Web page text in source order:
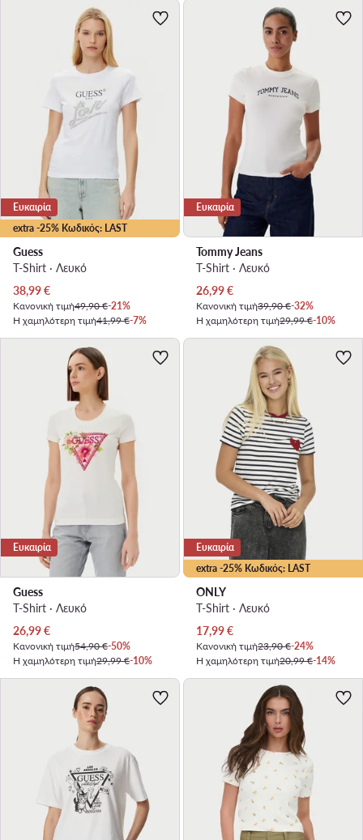
extra -25% Κωδικός: LAST
Ευκαιρία
Guess
T-Shirt · Λευκό
Τρέχουσα τιμή
38,99€
Κανονική τιμή49,90 €-21%
Η χαμηλότερη τιμή41,99 €-7%
Ευκαιρία
Tommy Jeans
T-Shirt · Λευκό
Τρέχουσα τιμή
26,99€
Κανονική τιμή39,90 €-32%
Η χαμηλότερη τιμή29,99 €-10%
Ευκαιρία
Guess
T-Shirt · Λευκό
Τρέχουσα τιμή
26,99€
Κανονική τιμή54,90 €-50%
Η χαμηλότερη τιμή29,99 €-10%
extra -25% Κωδικός: LAST
Ευκαιρία
ONLY
T-Shirt · Λευκό
Τρέχουσα τιμή
17,99€
Κανονική τιμή23,90 €-24%
Η χαμηλότερη τιμή20,99 €-14%